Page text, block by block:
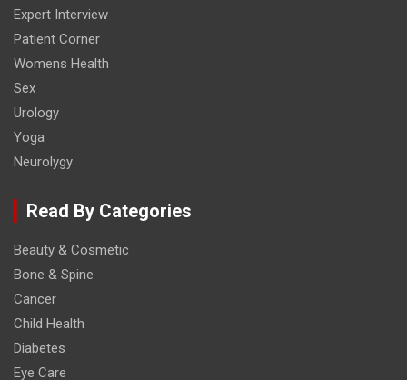
Expert Interview
Patient Corner
Womens Health
Sex
Urology
Yoga
Neurolygy
Read By Categories
Beauty & Cosmetic
Bone & Spine
Cancer
Child Health
Diabetes
Eye Care